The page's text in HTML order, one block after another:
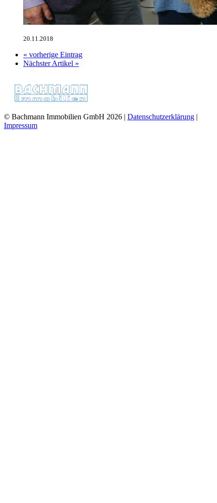
20.11.2018
« vorherige Eintrag
Nächster Artikel »
© Bachmann Immobilien GmbH 2026 | Datenschutzerklärung |
Impressum